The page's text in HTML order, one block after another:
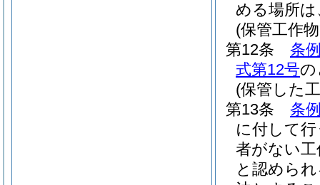
める場所
(保管工作
第12条
条
式第12号の
(保管した
第13条
条
に付して
者がない
と認めら